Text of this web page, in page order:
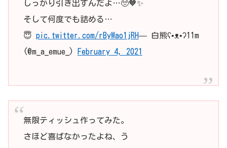
しっかり引き出すんだよ…🥺🧡✨
そして何度でも詰める…
😇 pic.twitter.com/rByWao1jRH— 白熊ʕ•ᴥ•ʔ11m
(@m_a_emue_)
February 4, 2021
無限ティッシュ作ってみた。
さほど喜ばなかったよね、う